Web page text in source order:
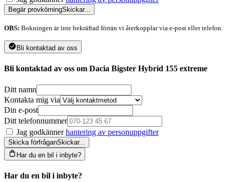
Begär provkörningSkickar...
OBS: Bokningen är inte bekräftad förrän vi återkopplar via e-post eller telefon.
Bli kontaktad av oss
Bli kontaktad av oss om Dacia Bigster Hybrid 155 extreme
Ditt namn
Kontakta mig via
Din e-post
Ditt telefonnummer
Jag godkännerhantering av personuppgifter
Skicka förfråganSkickar...
Har du en bil i inbyte?
Har du en bil i inbyte?